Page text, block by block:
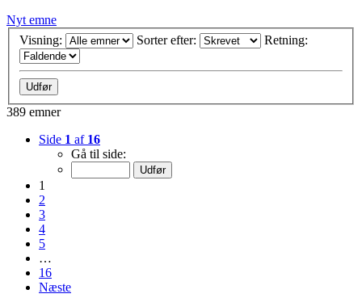
Nyt emne
Visning:
Sorter efter: Retning:
389 emner
Side 1 af 16
Gå til side:
1
2
3
4
5
…
16
Næste